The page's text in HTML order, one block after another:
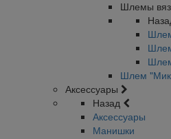
Шлемы
Шлем
Аксессуары
Назад
Аксессуары
Манишки